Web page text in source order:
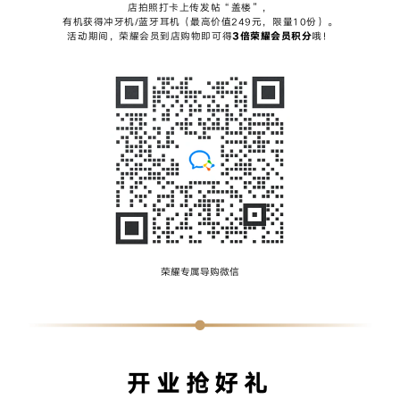
店拍照打卡上传发帖“盖楼”，
有机获得冲牙机/蓝牙耳机（最高价值249元，限量10份）。
活动期间，荣耀会员到店购物即可得3倍荣耀会员积分哦！
荣耀专属导购微信
开业抢好礼